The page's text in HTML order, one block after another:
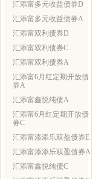
汇添富多元收益债券D
汇添富多元收益债券A
汇添富双利债券D
汇添富双利债券C
汇添富双利债券A
汇添富6月红定期开放债
券A
汇添富鑫悦纯债A
汇添富6月红定期开放债
券C
汇添富添添乐双盈债券E
汇添富添添乐双盈债券A
汇添富鑫悦纯债C